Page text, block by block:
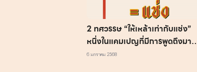
2 ทศวรรษ “ให้เหล้าเท่ากับแช่ง”
หนึ่งในแคมเปญที่มีการพูดถึงมาก
ที่สุด จาก สสส.
6 มกราคม 2568